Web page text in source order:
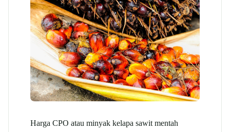
Harga CPO atau minyak kelapa sawit mentah